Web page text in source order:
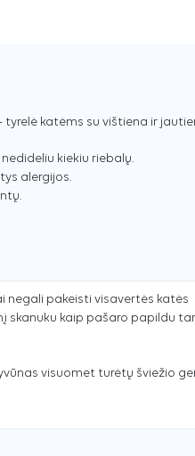
tyrelė katėms su vištiena ir
nedideliu kiekiu riebalų.
alergijos.
negali pakeisti visavertės katės
skanuku kaip pašaro papildu
visuomet turėtų šviežio